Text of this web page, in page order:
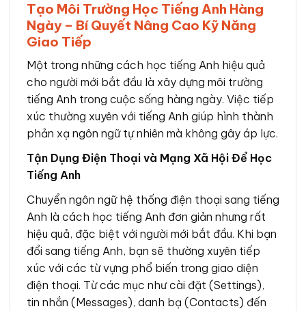
Tạo Môi Trường Học Tiếng Anh Hàng
Ngày – Bí Quyết Nâng Cao Kỹ Năng
Giao Tiếp
Một trong những cách học tiếng Anh hiệu quả
cho người mới bắt đầu là xây dựng môi trường
tiếng Anh trong cuộc sống hàng ngày. Việc tiếp
xúc thường xuyên với tiếng Anh giúp hình thành
phản xạ ngôn ngữ tự nhiên mà không gây áp lực.
Tận Dụng Điện Thoại và Mạng Xã Hội Để Học
Tiếng Anh
Chuyển ngôn ngữ hệ thống điện thoại sang tiếng
Anh là cách học tiếng Anh đơn giản nhưng rất
hiệu quả, đặc biệt với người mới bắt đầu. Khi bạn
đổi sang tiếng Anh, bạn sẽ thường xuyên tiếp
xúc với các từ vựng phổ biến trong giao diện
điện thoại. Từ các mục như cài đặt (Settings),
tin nhắn (Messages), danh bạ (Contacts) đến